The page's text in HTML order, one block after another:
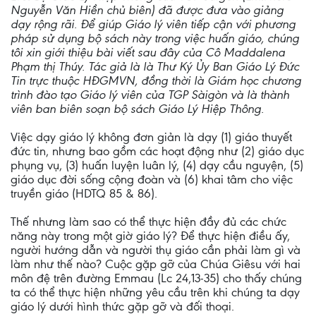
Nguyễn Văn Hiền chủ biên) đã được đưa vào giảng
dạy rộng rãi. Để giúp Giáo lý viên tiếp cận với phương
pháp sử dụng bộ sách này trong việc huấn giáo, chúng
tôi xin giới thiệu bài viết sau đây của Cô Maddalena
Phạm thị Thúy. Tác giả là là Thư Ký Ủy Ban Giáo Lý Đức
Tin trực thuộc HĐGMVN, đồng thời là Giám học chương
trình đào tạo Giáo lý viên của TGP Sàigòn và là thành
viên ban biên soạn bộ sách Giáo Lý Hiệp Thông.
Việc dạy giáo lý không đơn giản là dạy (1) giáo thuyết
đức tin, nhưng bao gồm các hoạt động như (2) giáo dục
phụng vụ, (3) huấn luyện luân lý, (4) dạy cầu nguyện, (5)
giáo dục đời sống cộng đoàn và (6) khai tâm cho việc
truyền giáo (HDTQ 85 & 86).
Thế nhưng làm sao có thể thực hiện đầy đủ các chức
năng này trong một giờ giáo lý? Để thực hiện điều ấy,
người hướng dẫn và người thụ giáo cần phải làm gì và
làm như thế nào? Cuộc gặp gỡ của Chúa Giêsu với hai
môn đệ trên đường Emmau (Lc 24,13-35) cho thấy chúng
ta có thể thực hiện những yêu cầu trên khi chúng ta dạy
giáo lý dưới hình thức gặp gỡ và đối thoại.